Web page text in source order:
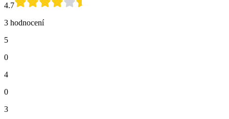
4.7
3 hodnocení
5
0
4
0
3